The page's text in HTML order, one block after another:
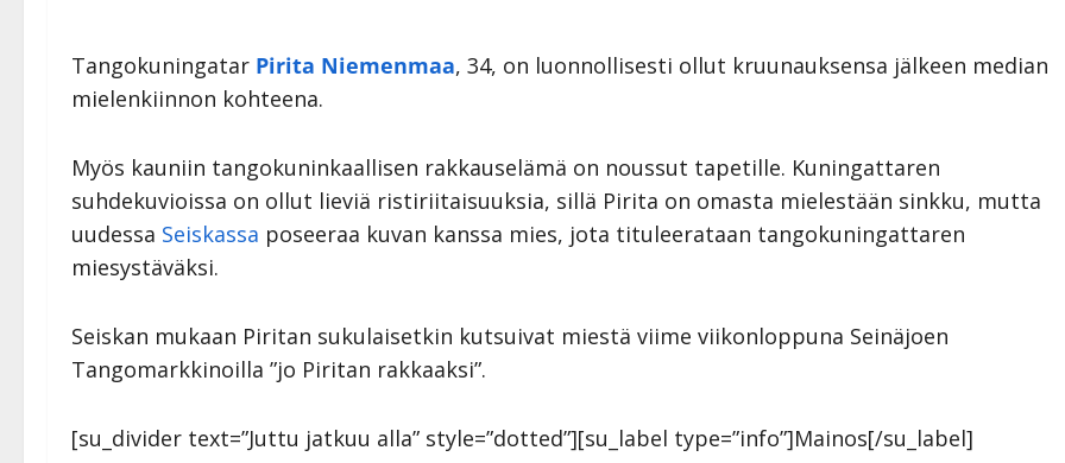
Tangokuningatar Pirita Niemenmaa, 34, on luonnollisesti ollut kruunauksensa jälkeen median
mielenkiinnon kohteena.
Myös kauniin tangokuninkaallisen rakkauselämä on noussut tapetille. Kuningattaren
suhdekuvioissa on ollut lieviä ristiriitaisuuksia, sillä Pirita on omasta mielestään sinkku, mutta
uudessa Seiskassa poseeraa kuvan kanssa mies, jota tituleerataan tangokuningattaren
miesystäväksi.
Seiskan mukaan Piritan sukulaisetkin kutsuivat miestä viime viikonloppuna Seinäjoen
Tangomarkkinoilla ”jo Piritan rakkaaksi”.
[su_divider text=”Juttu jatkuu alla” style=”dotted”][su_label type=”info”]Mainos[/su_label]